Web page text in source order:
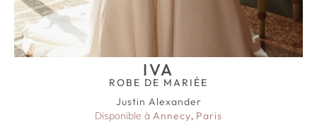
IVA
ROBE DE MARIÉE
Justin Alexander
Disponible à Annecy, Paris